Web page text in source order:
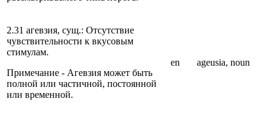
2.31 агевзия, сущ.: Отсутствие
чувствительности к вкусовым
стимулам.
Примечание - Агевзия может быть
полной или частичной, постоянной
или временной.
en ageusia, noun